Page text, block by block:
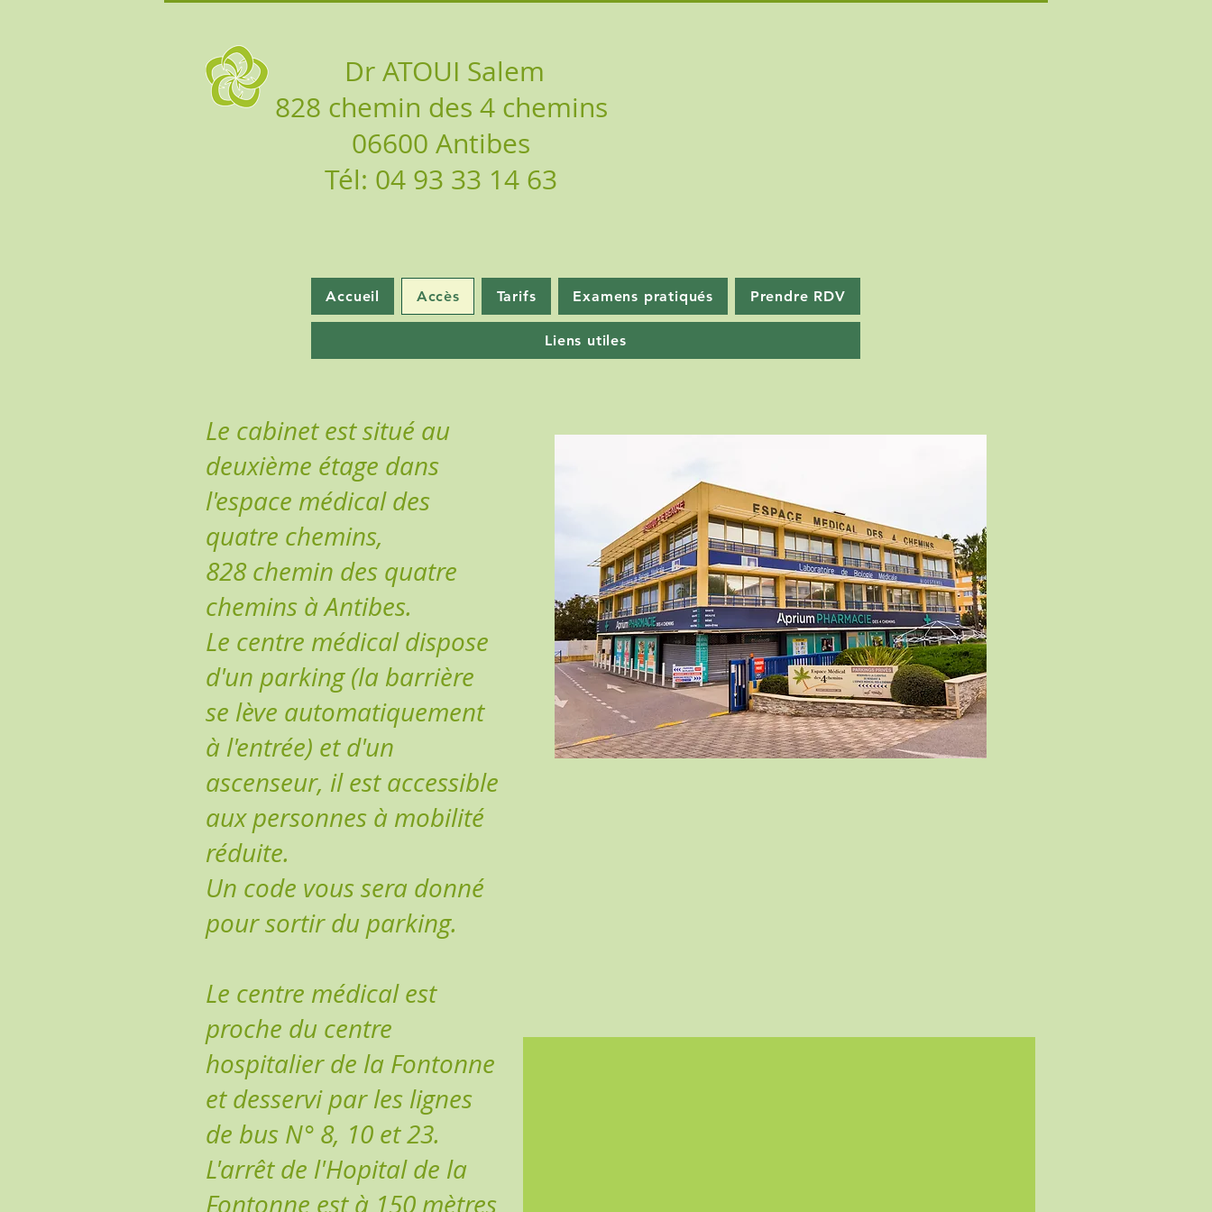
Dr ATOUI Salem
828 chemin des 4 chemins
06600 Antibes
Tél: 04 93 33 14 63
Accueil Accès Tarifs Examens pratiqués Prendre RDV
Liens utiles
Le cabinet est situé au
deuxième étage dans
l'espace médical des
quatre chemins,
828 chemin des quatre
chemins à Antibes.
Le centre médical dispose
d'un parking (la barrière
se lève automatiquement
à l'entrée) et d'un
ascenseur, il est accessible
aux personnes à mobilité
réduite.
Un code vous sera donné
pour sortir du parking.
Le centre médical est
proche du centre
hospitalier de la Fontonne
et desservi par les lignes
de bus N° 8, 10 et 23.
L'arrêt de l'Hopital de la
Fontonne est à 150 mètres